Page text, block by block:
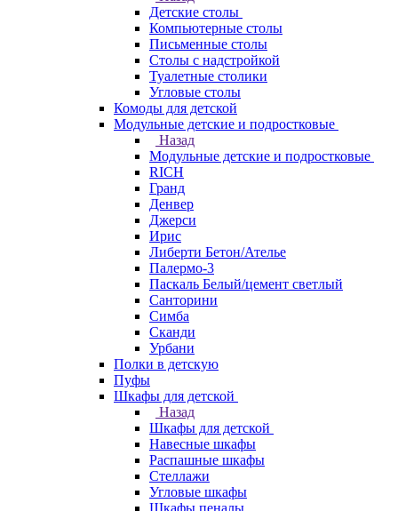
Детские столы
Компьютерные столы
Письменные столы
Столы с надстройкой
Туалетные столики
Угловые столы
Комоды для детской
Модульные детские и подростковые
Назад
Модульные детские и подростковые
RICH
Гранд
Денвер
Джерси
Ирис
Либерти Бетон/Ателье
Палермо-3
Паскаль Белый/цемент светлый
Санторини
Симба
Сканди
Урбани
Полки в детскую
Пуфы
Шкафы для детской
Назад
Шкафы для детской
Навесные шкафы
Распашные шкафы
Стеллажи
Угловые шкафы
Шкафы пеналы